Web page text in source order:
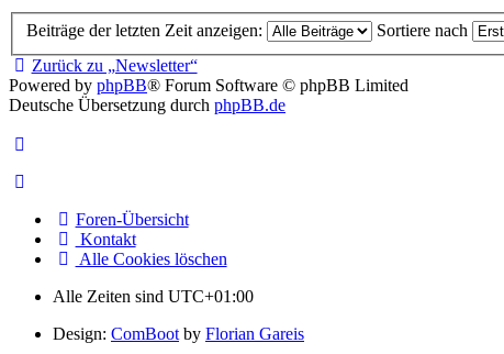
Beiträge der letzten Zeit anzeigen:
Sortiere nach
Zurück zu „Newsletter“
Powered by phpBB® Forum Software © phpBB Limited
Deutsche Übersetzung durch phpBB.de
Foren-Übersicht
Kontakt
Alle Cookies löschen
Alle Zeiten sind UTC+01:00
Design: ComBootby Florian Gareis